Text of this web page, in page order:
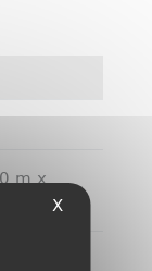
m x
X